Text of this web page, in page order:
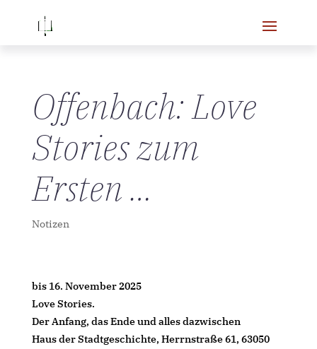
Offenbach: Love
Stories zum
Ersten …
Notizen
bis 16. November 2025
Love Stories.
Der Anfang, das Ende und alles dazwischen
Haus der Stadtgeschichte, Herrnstraße 61, 63050